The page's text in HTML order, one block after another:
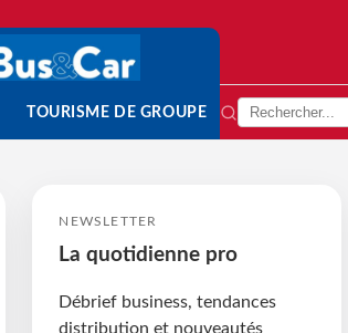
TOURISME DE GROUPE
NEWSLETTER
La quotidienne pro
Débrief business, tendances
distribution et nouveautés